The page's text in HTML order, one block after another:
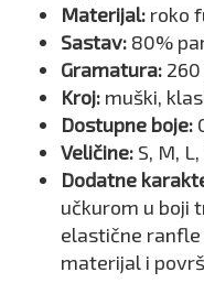
Materijal: roko
Sastav: 80%
Gramatura:
Kroj: muški,
Dostupne boje:
Veličine: S, M,
Dodatne
učkurom u boji
elastične ranfle
materijal i